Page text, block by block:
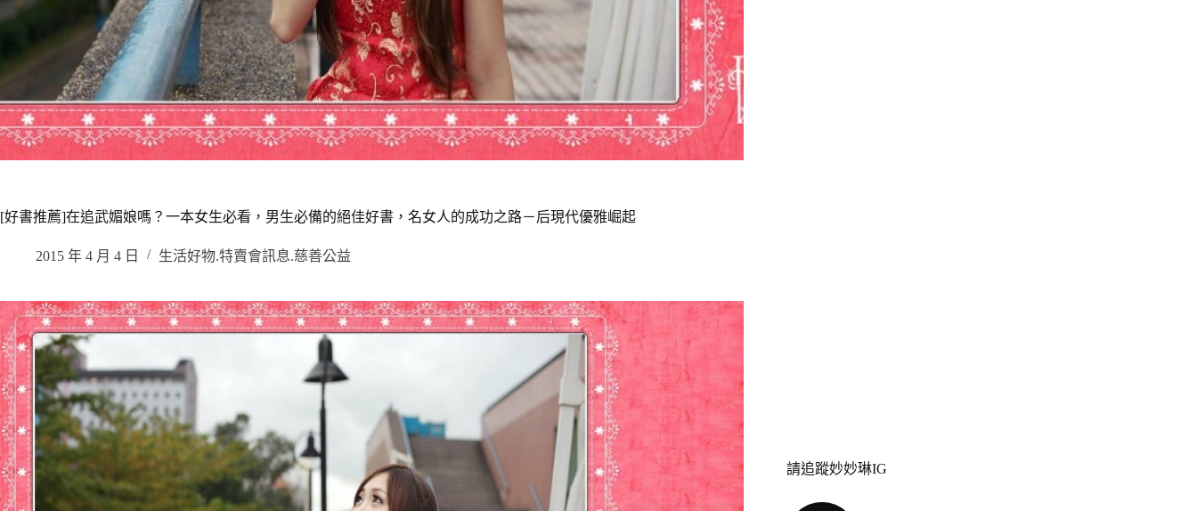
[好書推薦]在追武媚娘嗎？一本女生必看，男生必備的絕佳好書，名女人的成功之路－后現代優雅崛起
2015 年 4 月 4 日 生活好物.特賣會訊息.慈善公益
請追蹤妙妙琳IG